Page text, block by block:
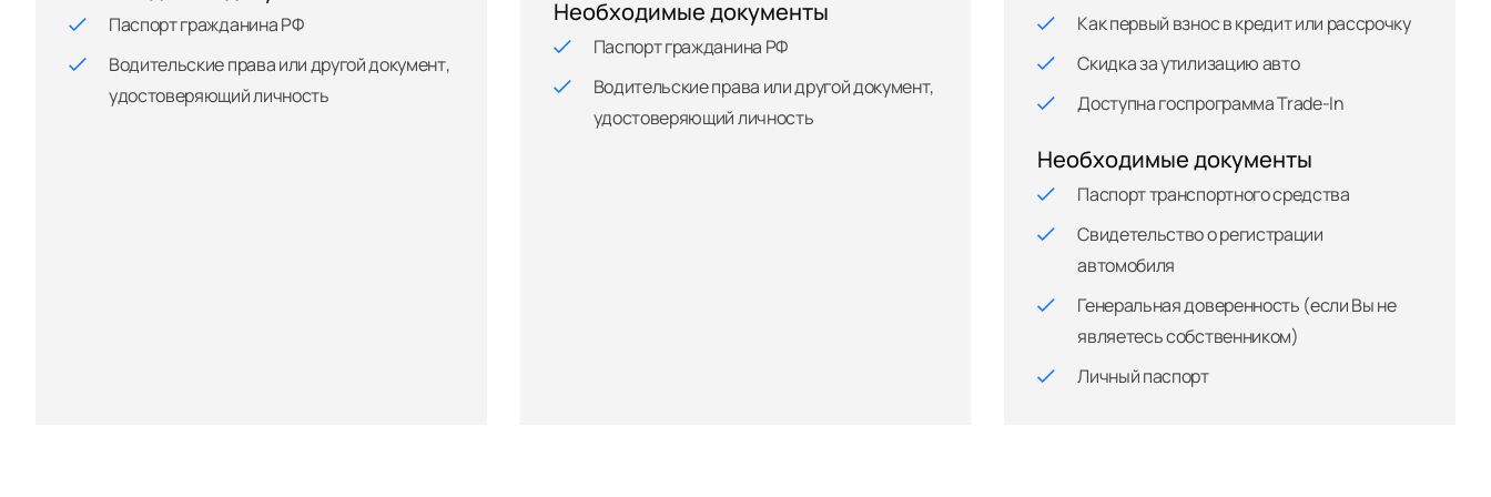
Паспорт гражданина РФ
Водительские права или другой документ,
удостоверяющий личность
Необходимые документы
Паспорт гражданина РФ
Водительские права или другой документ,
удостоверяющий личность
Как первый взнос в кредит или рассрочку
Скидка за утилизацию авто
Доступна госпрограмма Trade-In
Необходимые документы
Паспорт транспортного средства
Свидетельство о регистрации
автомобиля
Генеральная доверенность (если Вы не
являетесь собственником)
Личный паспорт